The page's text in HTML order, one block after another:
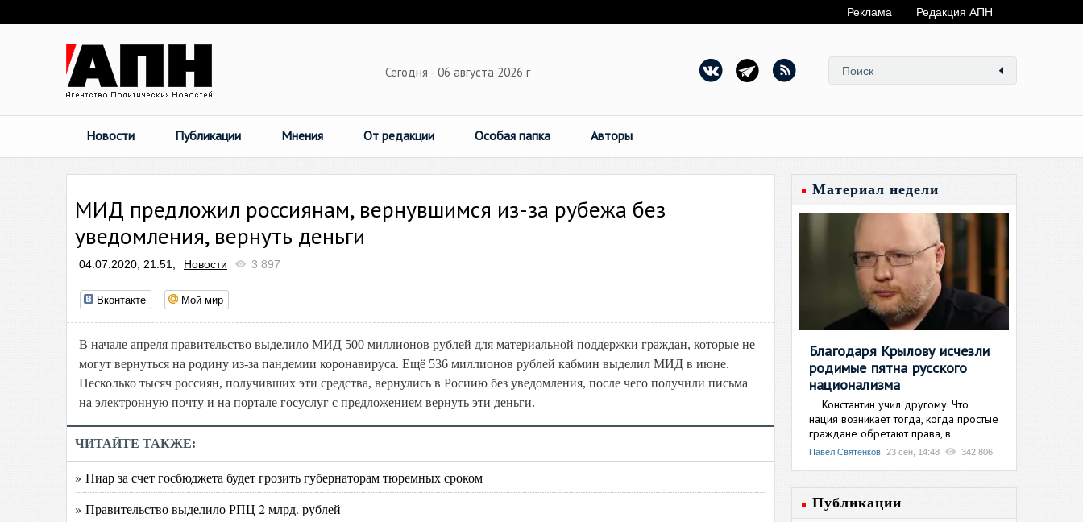
Реклама Редакция АПН
Сегодня - 06 августа 2026 г
Новости Публикации Мнения От редакции Особая папка Авторы
МИД предложил россиянам, вернувшимся из-за рубежа без
уведомления, вернуть деньги
04.07.2020, 21:51, Новости 3 897
Вконтакте Мой мир
В начале апреля правительство выделило МИД 500 миллионов рублей для материальной поддержки граждан, которые не
могут вернуться на родину из-за пандемии коронавируса. Ещё 536 миллионов рублей кабмин выделил МИД в июне.
Несколько тысяч россиян, получивших эти средства, вернулись в Росиию без уведомления, после чего получили письма
на электронную почту и на портале госуслуг с предложением вернуть эти деньги.
ЧИТАЙТЕ ТАКЖЕ:
» Пиар за счет госбюджета будет грозить губернаторам тюремных сроком
» Правительство выделило РПЦ 2 млрд. рублей
Материал недели
Благодаря Крылову исчезли
родимые пятна русского
национализма
Константин учил другому. Что
нация возникает тогда, когда простые
граждане обретают права, в
Павел Святенков 23 сен, 14:48 342 806
Публикации